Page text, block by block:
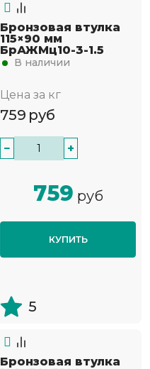
Бронзовая втулка
115×90 мм
БрАЖМц10-3-1.5
В наличии
Цена за кг
759 руб
− +
759 руб
КУПИТЬ
5
Бронзовая втулка